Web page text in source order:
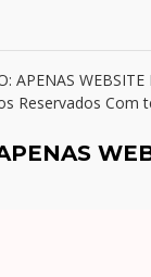
APENAS WEBSITE
Reservados Com